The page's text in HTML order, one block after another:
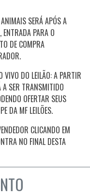
SERÁ APÓS A
PARA O
DE COMPRA
VIVO DO LEILÃO: A PARTIR
SER TRANSMITIDO
OFERTAR SEUS
DA MF LEILÕES.
CLICANDO EM
NO FINAL DESTA